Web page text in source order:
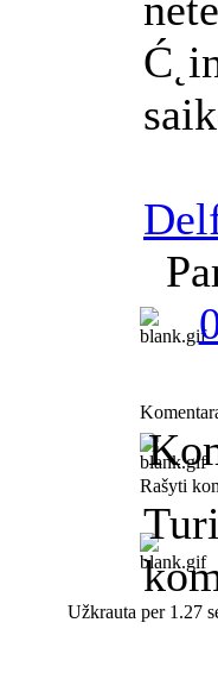
Rašyti
Užkrauta per 1.27